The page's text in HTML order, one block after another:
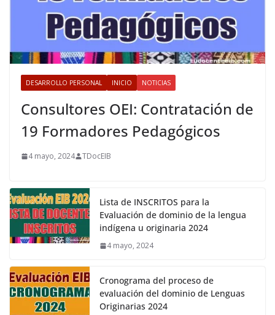
DESARROLLO PERSONAL INICIO NOTICIAS
Consultores OEI: Contratación de
19 Formadores Pedagógicos
4 mayo, 2024 TDocEIB
Lista de INSCRITOS para la
Evaluación de dominio de la lengua
indígena u originaria 2024
4 mayo, 2024
Cronograma del proceso de
evaluación del dominio de Lenguas
Originarias 2024